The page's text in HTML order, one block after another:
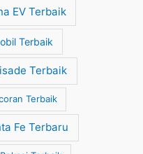
EV Terbaik
Terbaik
Terbaik
Terbaik
Fe Terbaru